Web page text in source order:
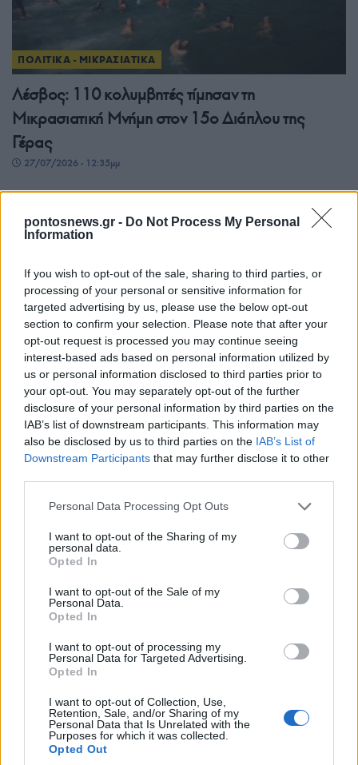
pontosnews.gr - Do Not Process My Personal
Information
If you wish to opt-out of the sale, sharing to third parties, or
processing of your personal or sensitive information for
targeted advertising by us, please use the below opt-out
section to confirm your selection. Please note that after your
opt-out request is processed you may continue seeing
interest-based ads based on personal information utilized by
us or personal information disclosed to third parties prior to
your opt-out. You may separately opt-out of the further
disclosure of your personal information by third parties on the
IAB’s list of downstream participants. This information may
also be disclosed by us to third parties on the IAB’s List of
Downstream Participants that may further disclose it to other
Please note that this website/app uses one or more Google
not limited to your visit or usage behaviour. You may click to
grant or deny consent to Google and its third-party tags to
use your data for below specified purposes in below Google
consent section.
Personal Data Processing Opt Outs
I want to opt-out of the Sharing of my
personal data.
Opted In
I want to opt-out of the Sale of my
Personal Data.
Opted In
I want to opt-out of processing my
Personal Data for Targeted Advertising.
Opted In
I want to opt-out of Collection, Use,
Retention, Sale, and/or Sharing of my
Personal Data that Is Unrelated with the
Purposes for which it was collected.
Opted Out
ΠΟΛΙΤΙΚΑ - ΜΙΚΡΑΣΙΑΤΙΚΑ
Λέσβος: 110 κολυμβητές τίμησαν τη
Μικρασιατική Μνήμη στον 15ο Διάπλου της
Γέρας
27/07/2026 - 12:35μμ
ΠΟΛΙΤΙΚΑ - ΜΙΚΡΑΣΙΑΤΙΚΑ
Χίος: Αναβίωσε για μια ακόμη χρονιά η άφιξη των
Μικρασιατών προσφύγων με τα ψαροκάικα –
Μαζί τους και η εικόνα της Αγίας Παρασκευής
ΠΟΛΙΤΙΚΑ - ΜΙΚΡΑΣΙΑΤΙΚΑ
Οι γυναίκες της Σινασού και οι «επίσημες»
παραδοσιακές φορεσιές τους – Τα σπάνια
κεντήματα μιας χαμένης πατρίδας